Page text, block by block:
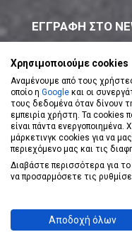
ΕΓΓΡΑΦΗ ΣΤΟ
Αποδέχομαι τους
Powered byeShopKey
Χρησιμοποιούμε cookies
Αναμένουμε από τους
οποίο η Google και οι
τους δεδομένα όταν δίνουν
εμπειρία χρήστη. Τα cookies
είναι πάντα ενεργοποιημένα.
μάρκετινγκ cookies για να
περιεχόμενο μας και τις
Διαβάστε περισσότερα για το
να προσαρμόσετε τις
Αποδοχή όλων